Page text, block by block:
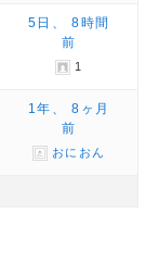
5日、 8時間
前
1
1年、 8ヶ月
前
おにおん